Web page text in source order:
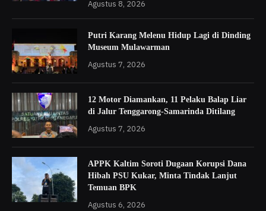
Agustus 8, 2026
Putri Karang Melenu Hidup Lagi di Dinding
Museum Mulawarman
Agustus 7, 2026
12 Motor Diamankan, 11 Pelaku Balap Liar
di Jalur Tenggarong-Samarinda Ditilang
Agustus 7, 2026
APPK Kaltim Soroti Dugaan Korupsi Dana
Hibah PSU Kukar, Minta Tindak Lanjut
Temuan BPK
Agustus 6, 2026